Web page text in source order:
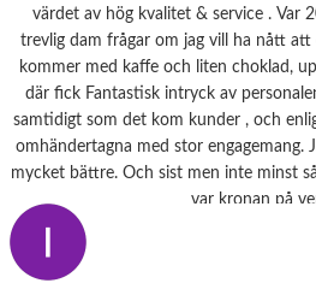
värdet av hög kvalitet & service . Var
trevlig dam frågar om jag vill ha nått
kommer med kaffe och liten choklad,
där fick Fantastisk intryck av personalen. Satt och drack mitt
samtidigt som det kom kunder , och
omhändertagna med stor engagemang. Jag vet inte om det kan bli så
mycket bättre. Och sist men inte minst så fick träffa optikern Åsa som
var kronan på